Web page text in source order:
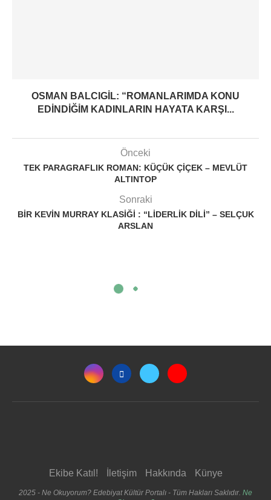
OSMAN BALCIGIL: “ROMANLARIMDA KONU
EDINDIĞIM KADINLARIN HAYATA KARŞI...
Önceki
TEK PARAGRAFLIK ROMAN: KÜÇÜK ÇIÇEK – MEVLÜT
ALTINTOP
Sonraki
BIR KEVIN MURRAY KLASIĞI : “LIDERLIK DILI” – SELÇUK
ARSLAN
Ekibe Katıl! İletişim Hakkında Künye
2025 - Ne Okuyorum? Edebiyat Kültür Portalı - Tüm Hakları Saklıdır. Ne